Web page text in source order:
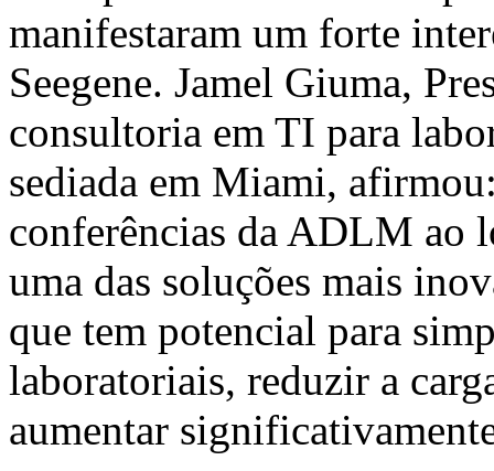
manifestaram um forte
Seegene. Jamel Giuma,
consultoria em TI para
sediada em Miami,
conferências da ADLM ao
uma das soluções mais
que tem potencial para
laboratoriais, reduzir a
aumentar